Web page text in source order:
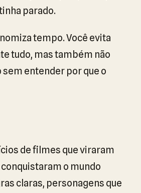
parado.
tempo. Você evita
tudo, mas também não
sem entender por que o
de filmes que viraram
o mundo
claras, personagens que